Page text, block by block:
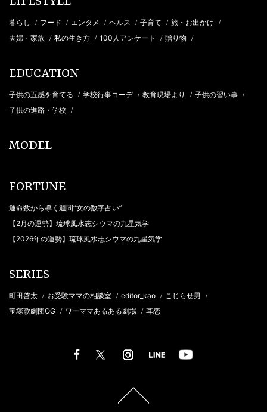
暮らし / フード / エンタメ / ヘルス / 子育て / 旅・お出かけ /
夫婦・家族 / 私の生き方 / 100人アンケート / 贈り物 /
EDUCATION
子供の五感を育てる / 学校行事コーデ / 教育現場より / 子供の習い事 /
子供の進路・学校 /
MODEL
FORTUNE
運命数から導く週間“女の数字占い”
【2月の運勢】琉球風水志シウマの九星気学
【2026年の運勢】琉球風水志シウマの九星気学
SERIES
町田啓太 / お受験ママの相談室 / editor_kao / こじらせ男 /
宝塚歌劇団OG / ワーママあるある劇場 / 耳恋